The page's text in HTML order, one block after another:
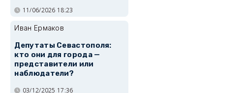
11/06/2026 18:23
Иван Ермаков
Депутаты Севастополя:
кто они для города —
представители или
наблюдатели?
03/12/2025 17:36